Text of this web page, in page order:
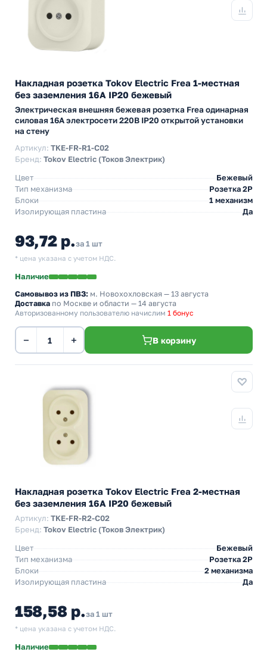
Накладная розетка Tokov Electric Frea 1-местная
без заземления 16А IP20 бежевый
Электрическая внешняя бежевая розетка Frea одинарная
силовая 16А электросети 220В IP20 открытой установки
на стену
Артикул: TKE-FR-R1-C02
Бренд: Tokov Electric (Токов Электрик)
Цвет
Бежевый
Тип механизма
Розетка 2Р
Блоки
1 механизм
Изолирующая пластина
Да
93,72 р.за 1 шт
* цена указана с учетом НДС.
Наличие
Самовывоз из ПВЗ: м. Новохохловская — 13 августа
Доставка по Москве и области — 14 августа
Авторизованному пользователю начислим 1 бонус
− + В корзину
Накладная розетка Tokov Electric Frea 2-местная
без заземления 16А IP20 бежевый
Артикул: TKE-FR-R2-C02
Бренд: Tokov Electric (Токов Электрик)
Цвет
Бежевый
Тип механизма
Розетка 2Р
Блоки
2 механизма
Изолирующая пластина
Да
158,58 р.за 1 шт
* цена указана с учетом НДС.
Наличие